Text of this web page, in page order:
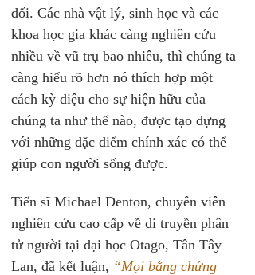
đối. Các nhà vật lý, sinh học và các
khoa học gia khác càng nghiên cứu
nhiều về vũ trụ bao nhiêu, thì chúng ta
càng hiểu rõ hơn nó thích hợp một
cách kỳ diệu cho sự hiện hữu của
chúng ta như thế nào, được tạo dựng
với những đặc điểm chính xác có thể
giúp con người sống được.
Tiến sĩ Michael Denton, chuyên viên
nghiên cứu cao cấp về di truyền phân
tử người tại đại học Otago, Tân Tây
Lan, đã kết luận, “Mọi bằng chứng